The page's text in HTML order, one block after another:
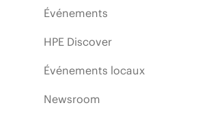
Événements
HPE Discover
Événements locaux
Newsroom